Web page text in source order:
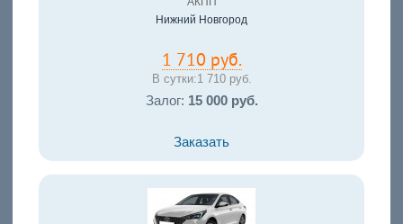
Нижний Новгород
1 710 руб.
В сутки:1 710 руб.
Залог: 15 000 руб.
Заказать